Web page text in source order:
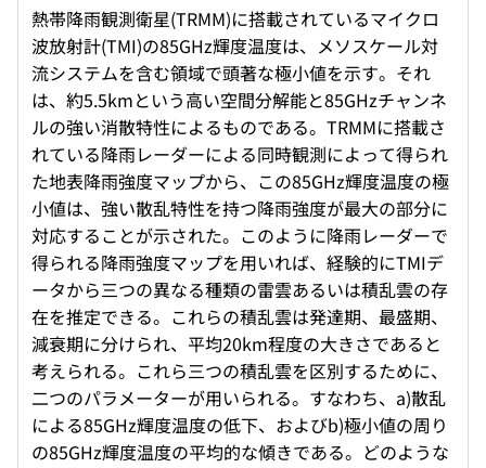
熱帯降雨観測衛星(TRMM)に搭載されているマイクロ
波放射計(TMI)の85GHz輝度温度は、メソスケール対
流システムを含む領域で頭著な極小値を示す。それ
は、約5.5kmという高い空間分解能と85GHzチャンネ
ルの強い消散特性によるものである。TRMMに搭載さ
れている降雨レーダーによる同時観測によって得られ
た地表降雨強度マップから、この85GHz輝度温度の極
小値は、強い散乱特性を持つ降雨強度が最大の部分に
対応することが示された。このように降雨レーダーで
得られる降雨強度マップを用いれば、経験的にTMIデ
ータから三つの異なる種類の雷雲あるいは積乱雲の存
在を推定できる。これらの積乱雲は発達期、最盛期、
減衰期に分けられ、平均20km程度の大きさであると
考えられる。これら三つの積乱雲を区別するために、
二つのパラメーターが用いられる。すなわち、a)散乱
による85GHz輝度温度の低下、およびb)極小値の周り
の85GHz輝度温度の平均的な傾きである。どのような